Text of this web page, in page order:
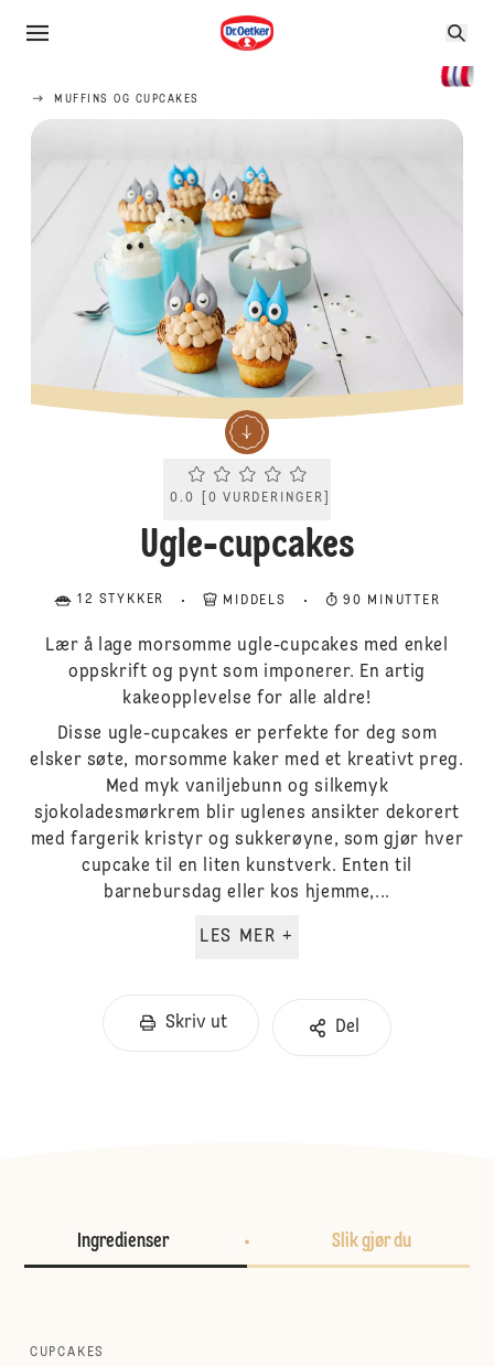
MUFFINS OG CUPCAKES
Current rating 0.0. Click to rate.
0.0 0 VURDERINGER
Ugle-cupcakes
12 STYKKER MIDDELS 90 MINUTTER
Lær å lage morsomme ugle-cupcakes med enkel
oppskrift og pynt som imponerer. En artig
kakeopplevelse for alle aldre!
Disse ugle-cupcakes er perfekte for deg som
elsker søte, morsomme kaker med et kreativt preg.
Med myk vaniljebunn og silkemyk
sjokoladesmørkrem blir uglenes ansikter dekorert
med fargerik kristyr og sukkerøyne, som gjør hver
cupcake til en liten kunstverk. Enten til
barnebursdag eller kos hjemme,...
LES MER +
Skriv ut Del
Ingredienser Slik gjør du
CUPCAKES